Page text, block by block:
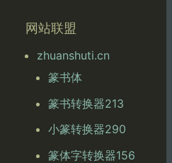
网站联盟
zhuanshuti.cn
篆书体
篆书转换器213
小篆转换器290
篆体字转换器156